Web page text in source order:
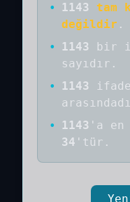
• 1143
tam
değildir .
•
1143 bir
sayıdır .
•
1143
•
1143 'a en
34 'tür.